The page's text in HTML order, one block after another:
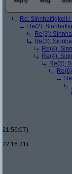
Re: Sinnhaftigkeit
Re(2):
Re(3):
Re(3):
Re(4):
Re(4):
Re(5):
21:56:07)
22:16:31)